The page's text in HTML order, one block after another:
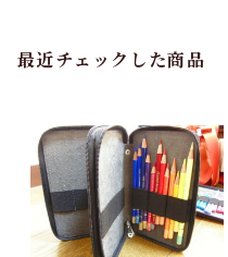
最近チェックした商品